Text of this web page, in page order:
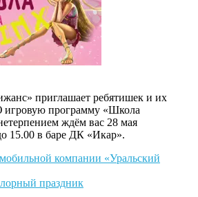
приглашает ребятишек и их
программу «Школа
ждём вас 28 мая
15.00 в баре ДК «Икар».
компании «Уральский
праздник